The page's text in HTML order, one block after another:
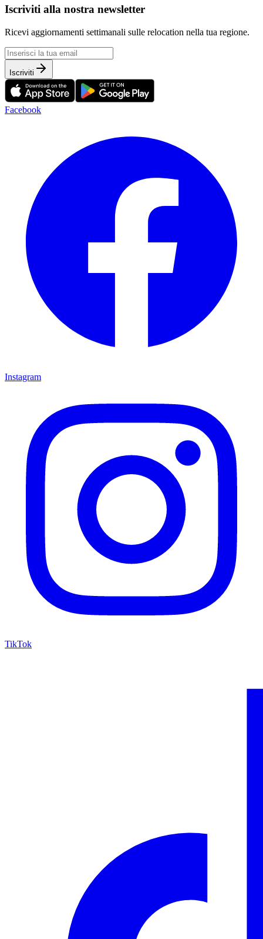
Iscriviti alla nostra newsletter
Ricevi aggiornamenti settimanali sulle relocation nella tua regione.
Iscriviti
Facebook
Instagram
TikTok